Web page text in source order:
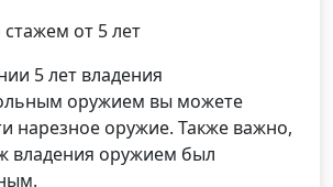
от 5 лет
5 лет владения
оружием вы можете
нарезное оружие. Также важно,
владения оружием был